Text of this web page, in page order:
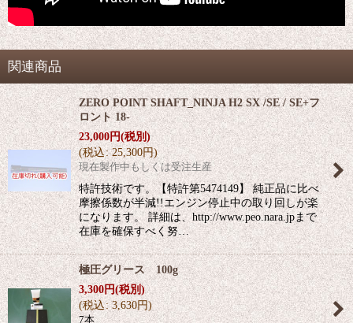
関連商品
ZERO POINT SHAFT_NINJA H2 SX /SE / SE+フ
ロント 18-
23,000円(税別)
(税込: 25,300円)
現在製作中もしくは受注生産
特許技術です。【特許第5474149】 純正品に比べ
摩擦係数が半減!!エンジン停止中の取り回しが楽
になります。 詳細は、http://www.peo.nara.jpまで
在庫を確保すべく努…
極圧グリース 100g
3,300円(税別)
(税込: 3,630円)
7本